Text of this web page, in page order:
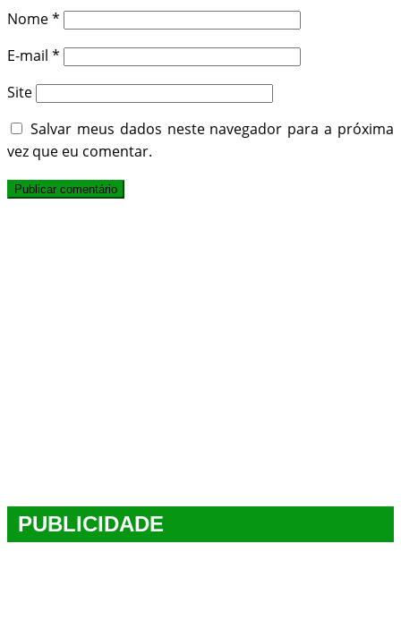
Nome*
E-mail *
Site
Salvar meus dados neste navegador para a próxima
vez que eu comentar.
PUBLICIDADE